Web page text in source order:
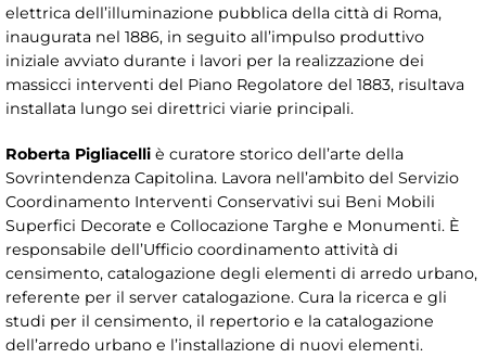
elettrica dell’illuminazione pubblica della città di Roma,
inaugurata nel 1886, in seguito all’impulso produttivo
iniziale avviato durante i lavori per la realizzazione dei
massicci interventi del Piano Regolatore del 1883, risultava
installata lungo sei direttrici viarie principali.
Roberta Pigliacelli è curatore storico dell’arte della
Sovrintendenza Capitolina. Lavora nell’ambito del Servizio
Coordinamento Interventi Conservativi sui Beni Mobili
Superfici Decorate e Collocazione Targhe e Monumenti. È
responsabile dell’Ufficio coordinamento attività di
censimento, catalogazione degli elementi di arredo urbano,
referente per il server catalogazione. Cura la ricerca e gli
studi per il censimento, il repertorio e la catalogazione
dell’arredo urbano e l’installazione di nuovi elementi.